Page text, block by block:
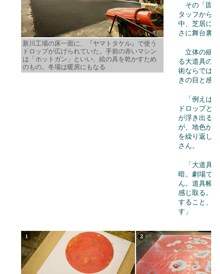
その「固め
タッフから
中、芝居に
さに舞台裏
立体の細や
る大道具の
術ならでは
きの目と感
「例えば『
ドロップと
が浮き出る
が、地色か
を繰り返し
さん。
「大道具の
暗。劇場で
ん。道具帳
感じ取る。
すること、
す」
新川工場の床一面に、『ヤマトタケル』で使う
ドロップが広げられていた。手前の赤いマシン
は「ホットガン」といい、絵の具を乾かすため
のもの。冬場は暖房にもなる